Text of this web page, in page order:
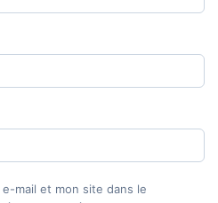
mail et mon site dans le